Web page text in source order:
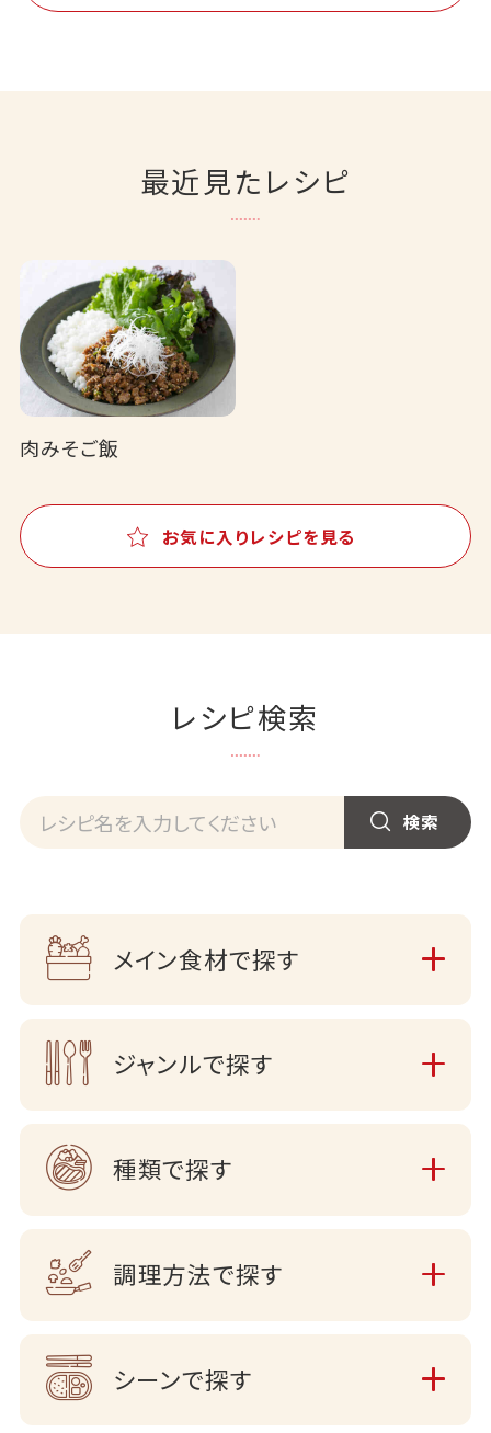
最近見たレシピ
肉みそご飯
お気に入りレシピを見る
レシピ検索
メイン食材で探す
ジャンルで探す
種類で探す
調理方法で探す
シーンで探す